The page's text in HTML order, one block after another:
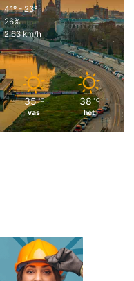
41º - 23º
26%
2.63 km/h
35 ℃
vas
38 ℃
hét